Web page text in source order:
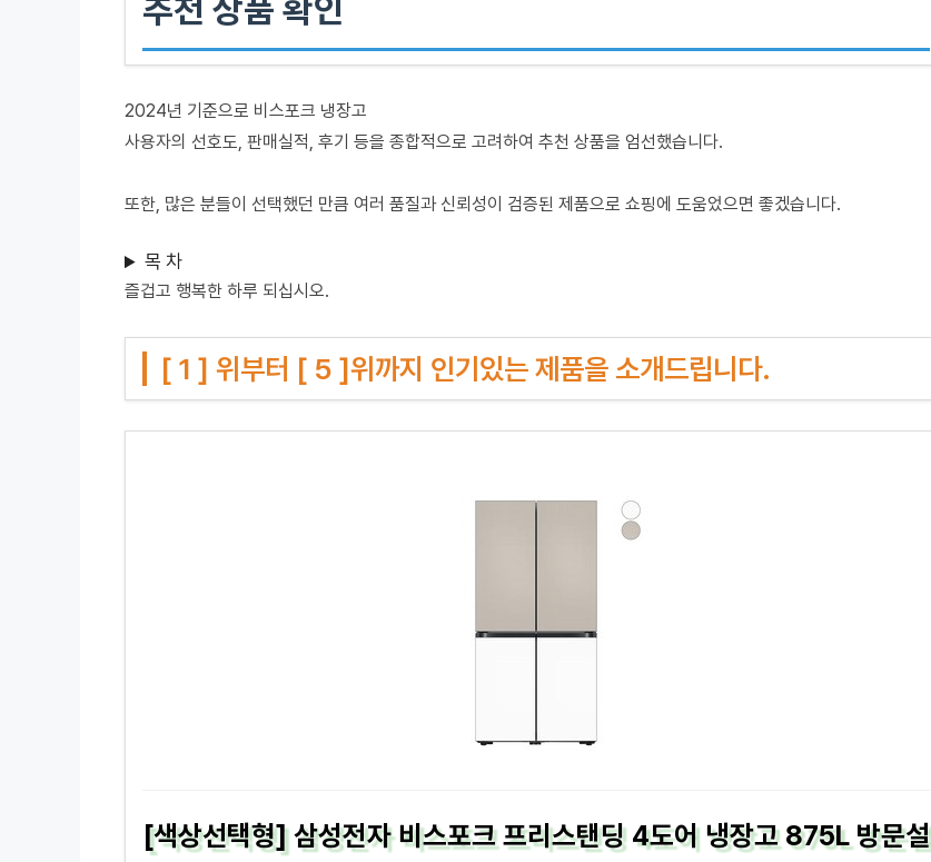
추천 상품 확인
2024년 기준으로 비스포크 냉장고
사용자의 선호도, 판매실적, 후기 등을 종합적으로 고려하여 추천 상품을 엄선했습니다.
또한, 많은 분들이 선택했던 만큼 여러 품질과 신뢰성이 검증된 제품으로 쇼핑에 도움었으면 좋겠습니다.
목 차
즐겁고 행복한 하루 되십시오.
[ 1 ] 위부터 [ 5 ]위까지 인기있는 제품을 소개드립니다.
[색상선택형] 삼성전자 비스포크 프리스탠딩 4도어 냉장고 875L 방문설